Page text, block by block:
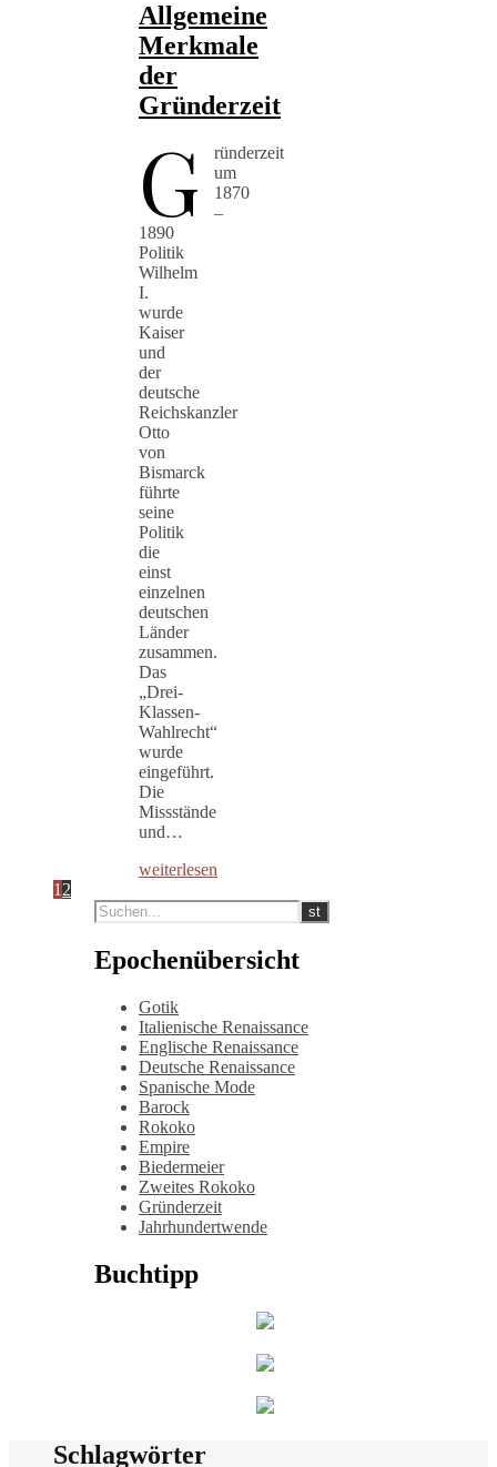
Allgemeine
Merkmale
der
Gründerzeit
G
ründerzeit
um
1870
–
1890
Politik
Wilhelm
I.
wurde
Kaiser
und
der
deutsche
Reichskanzler
Otto
von
Bismarck
führte
seine
Politik
die
einst
einzelnen
deutschen
Länder
zusammen.
Das
„Drei-
Klassen-
Wahlrecht“
wurde
eingeführt.
Die
Missstände
und…
weiterlesen
1 2
Epochenübersicht
Gotik
Italienische Renaissance
Englische Renaissance
Deutsche Renaissance
Spanische Mode
Barock
Rokoko
Empire
Biedermeier
Zweites Rokoko
Gründerzeit
Jahrhundertwende
Buchtipp
Schlagwörter